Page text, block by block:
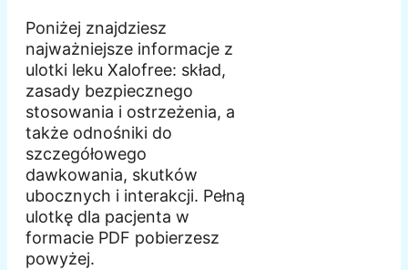
Poniżej znajdziesz
najważniejsze informacje z
ulotki leku Xalofree: skład,
zasady bezpiecznego
stosowania i ostrzeżenia, a
także odnośniki do
szczegółowego
dawkowania, skutków
ubocznych i interakcji. Pełną
ulotkę dla pacjenta w
formacie PDF pobierzesz
powyżej.